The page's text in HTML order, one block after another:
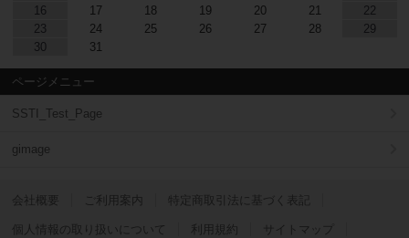
16
17 18 19 20 21
22
23
24 25 26 27 28
29
30
31
ページメニュー
SSTI_Test_Page
gimage
会社概要 ご利用案内 特定商取引法に基づく表記
個人情報の取り扱いについて 利用規約 サイトマップ